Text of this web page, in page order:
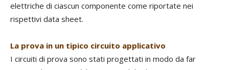
elettriche di ciascun componente come riportate nei
rispettivi data sheet.
La prova in un tipico circuito applicativo
I circuiti di prova sono stati progettati in modo da far